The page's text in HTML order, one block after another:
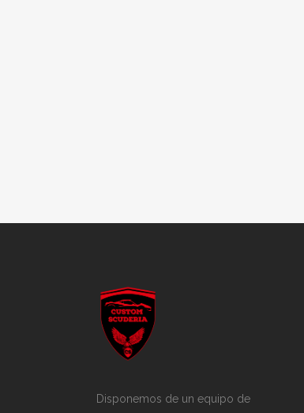
Disponemos de un equipo de